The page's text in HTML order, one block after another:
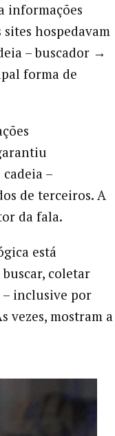
informações
hospedavam
– buscador →
forma de
–
de terceiros. A
da fala.
está
coletar
inclusive por
vezes, mostram a